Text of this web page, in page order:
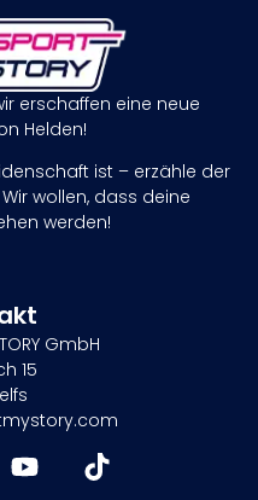
erschaffen eine neue
Helden!
ist – erzähle der
wollen, dass deine
werden!
GmbH
15